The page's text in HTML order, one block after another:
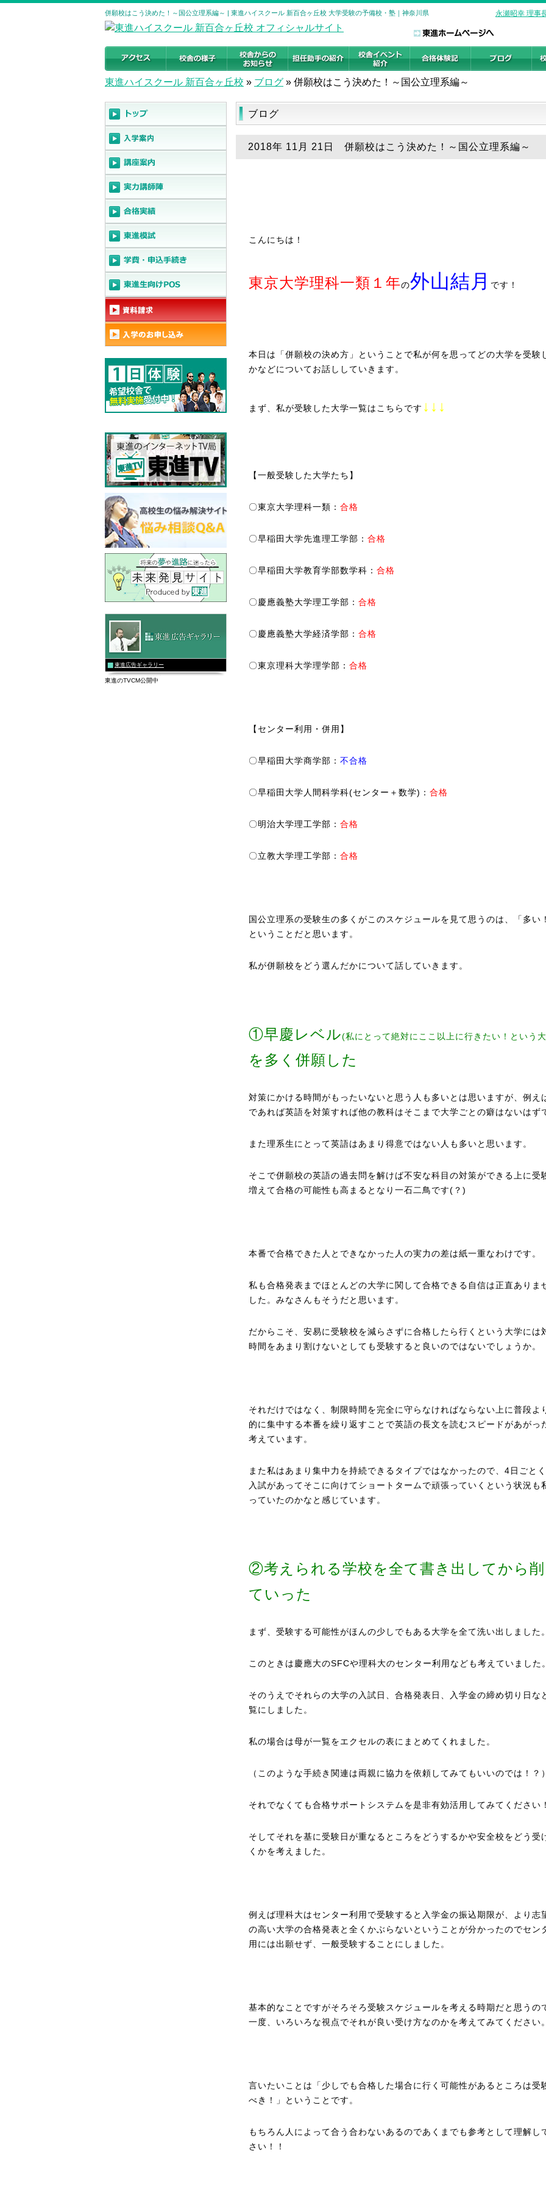
併願校はこう決めた！～国公立理系編～ | 東進ハイスクール 新百合ヶ丘校 大学受験の予備校・塾｜神奈川県 永瀬昭幸 理事
東進ハイスクール 新百合ヶ丘校 » ブログ » 併願校はこう決めた！～国公立理系編～
ブログ
2018年 11月 21日 併願校はこう決めた！～国公立理系編～
こんにちは！
東京大学理科一類１年の外山結月 です！
本日は「併願校の決め方」ということで私が何を思ってどの大学を受験
かなどについてお話ししていきます。
まず、私が受験した大学一覧はこちらです ↓↓↓
【一般受験した大学たち】
〇東京大学理科一類： 合格
〇早稲田大学先進理工学部： 合格
〇早稲田大学教育学部数学科： 合格
〇慶應義塾大学理工学部： 合格
〇慶應義塾大学経済学部： 合格
〇東京理科大学理学部： 合格
【センター利用・併用】
〇早稲田大学商学部： 不合格
〇早稲田大学人間科学科(センター＋数学)： 合格
〇明治大学理工学部： 合格
〇立教大学理工学部： 合格
国公立理系の受験生の多くがこのスケジュールを見て思うのは、「多い
ということだと思います。
私が併願校をどう選んだかについて話していきます。
①早慶レベル(私にとって絶対にここ以上に行きたい！という
を多く併願した
対策にかける時間がもったいないと思う人も多いとは思いますが、例え
であれば英語を対策すれば他の教科はそこまで大学ごとの癖はないはず
また理系生にとって英語はあまり得意ではない人も多いと思います。
そこで併願校の英語の過去問を解けば不安な科目の対策ができる上に受
増えて合格の可能性も高まるとなり一石二鳥です(？)
本番で合格できた人とできなかった人の実力の差は紙一重なわけです。
私も合格発表までほとんどの大学に関して合格できる自信は正直ありま
した。みなさんもそうだと思います。
だからこそ、安易に受験校を減らさずに合格したら行くという大学には
時間をあまり割けないとしても受験すると良いのではないでしょうか。
それだけではなく、制限時間を完全に守らなければならない上に普段よ
的に集中する本番を繰り返すことで英語の長文を読むスピードがあがっ
考えています。
また私はあまり集中力を持続できるタイプではなかったので、4日ごと
入試があってそこに向けてショートタームで頑張っていくという状況も
っていたのかなと感じています。
②考えられる学校を全て書き出してから削
ていった
まず、受験する可能性がほんの少しでもある大学を全て洗い出しました。
このときは慶應大のSFCや理科大のセンター利用なども考えていました。
そのうえでそれらの大学の入試日、合格発表日、入学金の締め切り日な
覧にしました。
私の場合は母が一覧をエクセルの表にまとめてくれました。
（このような手続き関連は両親に協力を依頼してみてもいいのでは！？）
それでなくても合格サポートシステムを是非有効活用してみてください！
そしてそれを基に受験日が重なるところをどうするかや安全校をどう受
くかを考えました。
例えば理科大はセンター利用で受験すると入学金の振込期限が、より志
の高い大学の合格発表と全くかぶらないということが分かったのでセン
用には出願せず、一般受験することにしました。
基本的なことですがそろそろ受験スケジュールを考える時期だと思うの
一度、いろいろな視点でそれが良い受け方なのかを考えてみてください。
言いたいことは「少しでも合格した場合に行く可能性があるところは受
べき！」ということです。
もちろん人によって合う合わないあるのであくまでも参考として理解し
さい！！
東進広告ギャラリー
東進のTVCM公開中